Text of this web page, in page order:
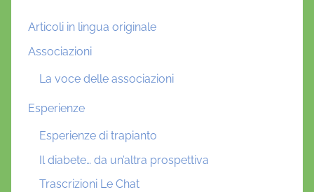
Articoli in lingua originale
Associazioni
La voce delle associazioni
Esperienze
Esperienze di trapianto
Il diabete… da un’altra prospettiva
Trascrizioni Le Chat